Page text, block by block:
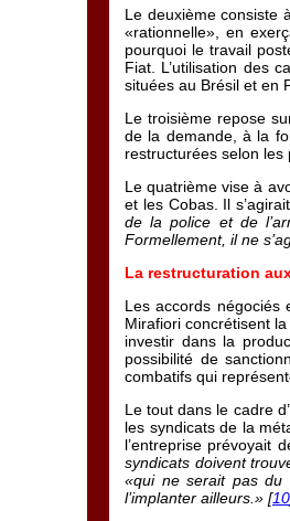
Le deuxième consiste
«rationnelle», en
pourquoi le travail
Fiat. L’utilisation des
situées au Brésil et en
Le troisième repose
de la demande, à la
restructurées selon les
Le quatrième vise à
et les Cobas. Il
de la police et de
Formellement, il ne
La restructuration
Les accords négociés
Mirafiori concrétisent
investir dans la
possibilité de
combatifs qui
Le tout dans le cadre
les syndicats de la
l’entreprise prévoyait
syndicats doivent
«qui ne serait pas du
l’implanter ailleurs.» [10